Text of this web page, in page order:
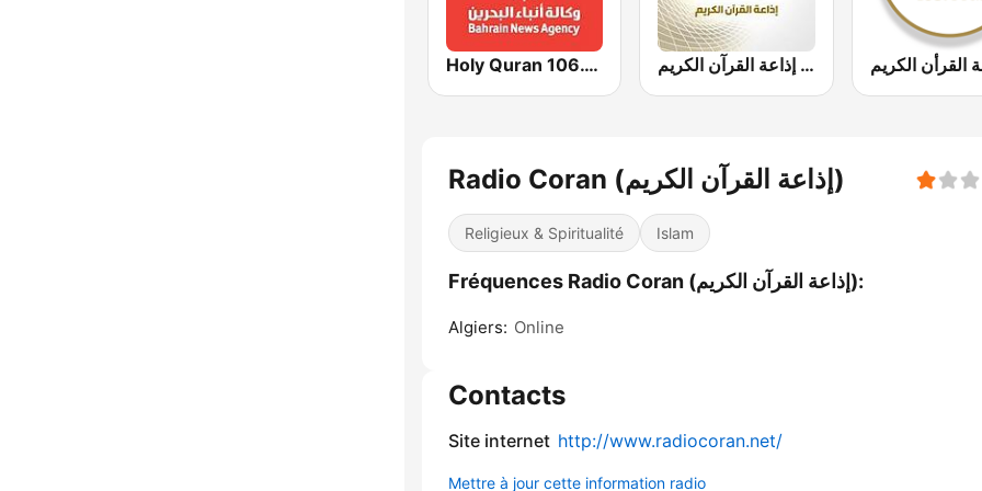
Holy Quran 106.1(106.1 القرآن الكريم) إذاعة القرآن الكريم - Holy Quran Radio القرأن الكريم
Radio Coran (إذاعة القرآن الكريم)
Religieux & Spiritualité Islam
Fréquences Radio Coran (إذاعة القرآن الكريم):
Algiers: Online
Contacts
Site internet http://www.radiocoran.net/
Mettre à jour cette information radio